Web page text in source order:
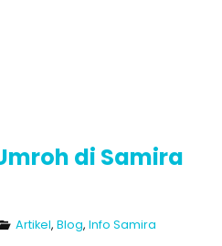
di Samira
Artikel, Blog, Info Samira